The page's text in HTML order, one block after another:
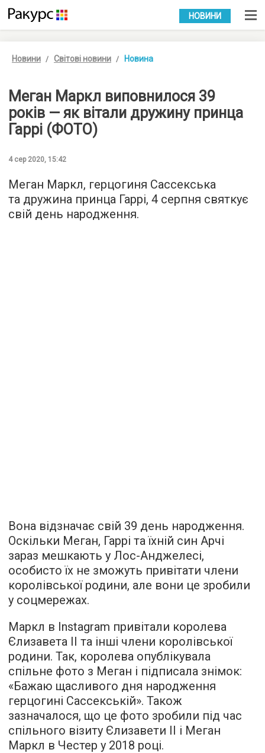
УКР РУС
НОВИНИ
Новини Світові новини Новина
Меган Маркл виповнилося 39
років — як вітали дружину принца
Гаррі (ФОТО)
4 сер 2020, 15:42
Меган Маркл, герцогиня Сассекська
та дружина принца Гаррі, 4 серпня святкує
свій день народження.
Вона відзначає свій 39 день народження.
Оскільки Меган, Гаррі та їхній син Арчі
зараз мешкають у Лос-Анджелесі,
особисто їх не зможуть привітати члени
королівської родини, але вони це зробили
у соцмережах.
Маркл в Instagram привітали королева
Єлизавета II та інші члени королівської
родини. Так, королева опублікувала
спільне фото з Меган і підписала знімок:
«Бажаю щасливого дня народження
герцогині Сассекській». Також
зазначалося, що це фото зробили під час
спільного візиту Єлизавети II і Меган
Маркл в Честер у 2018 році.